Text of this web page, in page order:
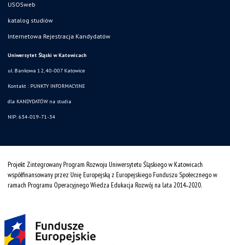
USOSweb
katalog studiów
Internetowa Rejestracja Kandydatów
Uniwersytet Śląski w Katowicach
ul. Bankowa 12, 40-007 Katowice
Kontakt : PUNKTY INFORMACYJNE
dla KANDYDATÓW na studia
NIP: 634-019-71-34
Projekt Zintegrowany Program Rozwoju Uniwersytetu Śląskiego w Katowicach
współfinansowany przez Unię Europejską z Europejskiego Funduszu Społecznego w
ramach Programu Operacyjnego Wiedza Edukacja Rozwój na lata 2014˗2020.